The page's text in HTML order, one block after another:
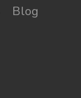
Blog